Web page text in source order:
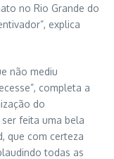
no Rio Grande do
explica
não mediu
completa a
do
feita uma bela
que com certeza
todas as